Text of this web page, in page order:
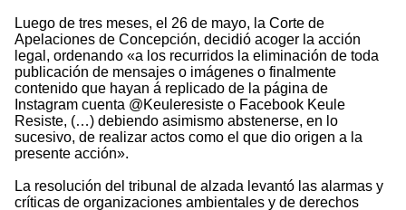
Luego de tres meses, el 26 de mayo, la Corte de
Apelaciones de Concepción, decidió acoger la acción
legal, ordenando «a los recurridos la eliminación de toda
publicación de mensajes o imágenes o finalmente
contenido que hayan á replicado de la página de
Instagram cuenta @Keuleresiste o Facebook Keule
Resiste, (…) debiendo asimismo abstenerse, en lo
sucesivo, de realizar actos como el que dio origen a la
presente acción».
La resolución del tribunal de alzada levantó las alarmas y
críticas de organizaciones ambientales y de derechos